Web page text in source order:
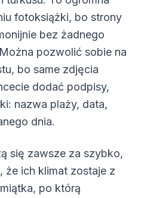
fotoksiążki, bo strony
bez żadnego
pozwolić sobie na
bo same zdjęcia
dodać podpisy,
nazwa plaży, data,
dnia.
się zawsze za szybko,
że ich klimat zostaje z
po którą